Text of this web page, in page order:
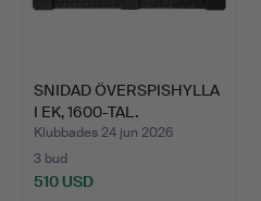
SNIDAD ÖVERSPISHYLLA
I EK, 1600-TAL.
Klubbades 24 jun 2026
3 bud
510 USD